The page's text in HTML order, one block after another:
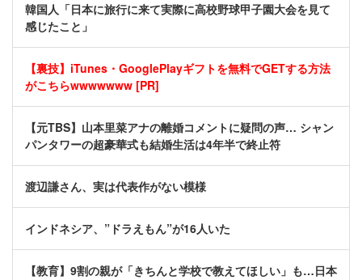
韓国人「日本に旅行に来て実際に高校野球甲子園大会を見て
感じたこと」
【裏技】iTunes・GooglePlayギフトを無料でGETする方法
がこちらwwwwwww [PR]
【元TBS】山本里菜アナの離婚コメントに疑問の声… シャン
パンタワーの超豪華式も結婚生活は4年半で終止符
渡辺謙さん、実は代表作がない模様
インドネシア、”ドラえもん”が16人いた
【教育】9割の親が「きちんと学校で教えてほしい」も…日本